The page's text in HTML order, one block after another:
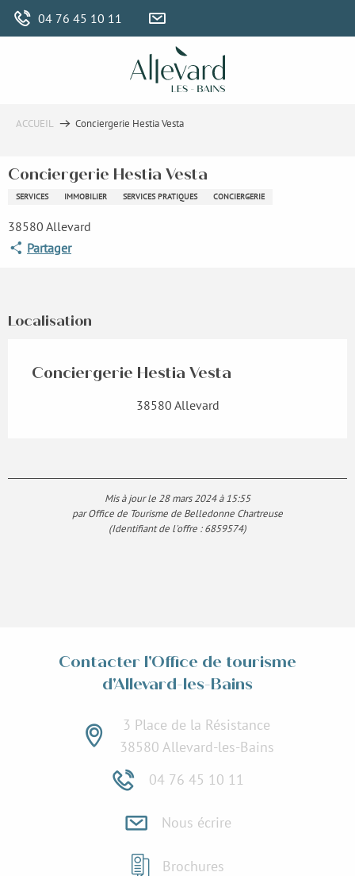
Aller
04 76 45 10 11
ACCUEIL Conciergerie Hestia Vesta
Conciergerie Hestia Vesta
SERVICES IMMOBILIER SERVICES PRATIQUES CONCIERGERIE
38580 Allevard
Partager
Localisation
Conciergerie Hestia Vesta
38580 Allevard
Mis à jour le 28 mars 2024 à 15:55
par Office de Tourisme de Belledonne Chartreuse
(Identifiant de l'offre :6859574)
Contacter l'Office de tourisme
d'Allevard-les-Bains
3 Place de la Résistance
38580 Allevard-les-Bains
04 76 45 10 11
Nous écrire
Brochures